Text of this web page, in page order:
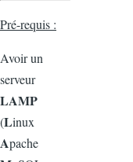
Pré-requis :
Avoir un
serveur
LAMP
(Linux
Apache